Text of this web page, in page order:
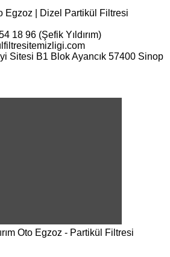
Egzoz | Dizel Partikül Filtresi
18 96 (Şefik Yıldırım)
Sitesi B1 Blok Ayancık 57400 Sinop
VinaGecko.com
Oto Egzoz - Partikül Filtresi